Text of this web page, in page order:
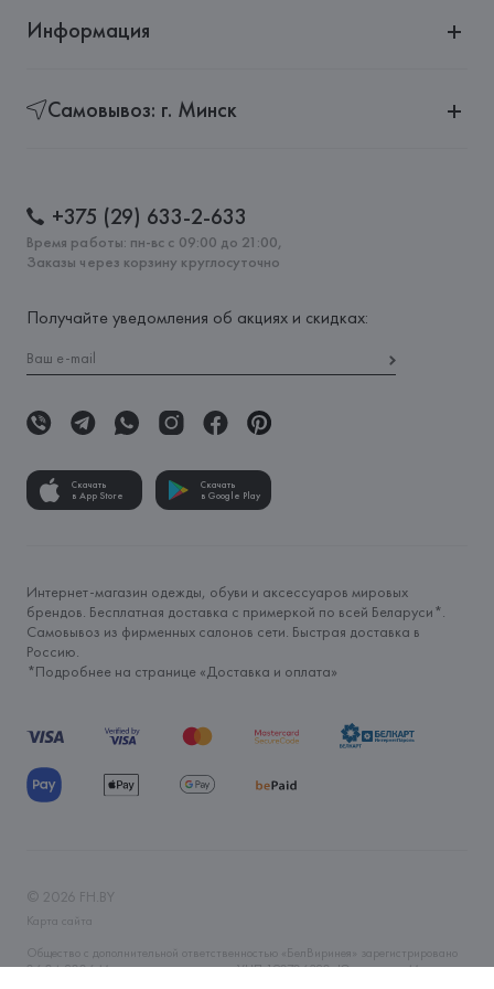
Информация
Самовывоз: г. Минск
+375 (29) 633-2-633
Время работы: пн-вс с 09:00 до 21:00,
Заказы через корзину круглосуточно
Получайте уведомления об акциях и скидках:
Скачать
в App Store
Скачать
в Google Play
Интернет-магазин одежды, обуви и аксессуаров мировых
брендов. Бесплатная доставка с примеркой по всей Беларуси*.
Самовывоз из фирменных салонов сети. Быстрая доставка в
Россию.
*Подробнее на странице «Доставка и оплата»
© 2026 FH.BY
Карта сайта
Общество с дополнительной ответственностью «БелВиринея» зарегистрировано
06.04.2006 Минским горисполкомом. УНП 190706320. Юр.адрес: г. Минск, ул.